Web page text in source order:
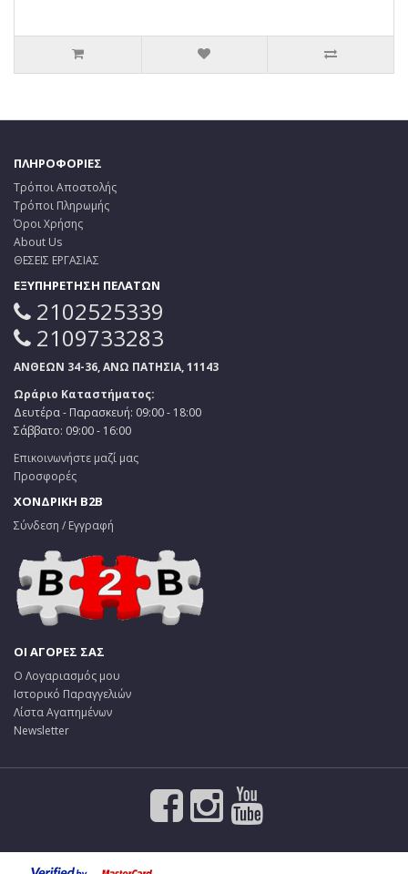
ΠΛΗΡΟΦΟΡΙΕΣ
Τρόποι Αποστολής
Τρόποι Πληρωμής
Όροι Χρήσης
About Us
ΘΕΣΕΙΣ ΕΡΓΑΣΙΑΣ
ΕΞΥΠΗΡΕΤΗΣΗ ΠΕΛΑΤΩΝ
2102525339
2109733283
ΑΝΘΕΩΝ 34-36, ΑΝΩ ΠΑΤΗΣΙΑ, 11143
Ωράριο Καταστήματος:
Δευτέρα - Παρασκευή: 09:00 - 18:00
Σάββατο: 09:00 - 16:00
Επικοινωνήστε μαζί μας
Προσφορές
ΧΟΝΔΡΙΚΗ B2B
Σύνδεση / Εγγραφή
ΟΙ ΑΓΟΡΕΣ ΣΑΣ
Ο Λογαριασμός μου
Ιστορικό Παραγγελιών
Λίστα Αγαπημένων
Newsletter